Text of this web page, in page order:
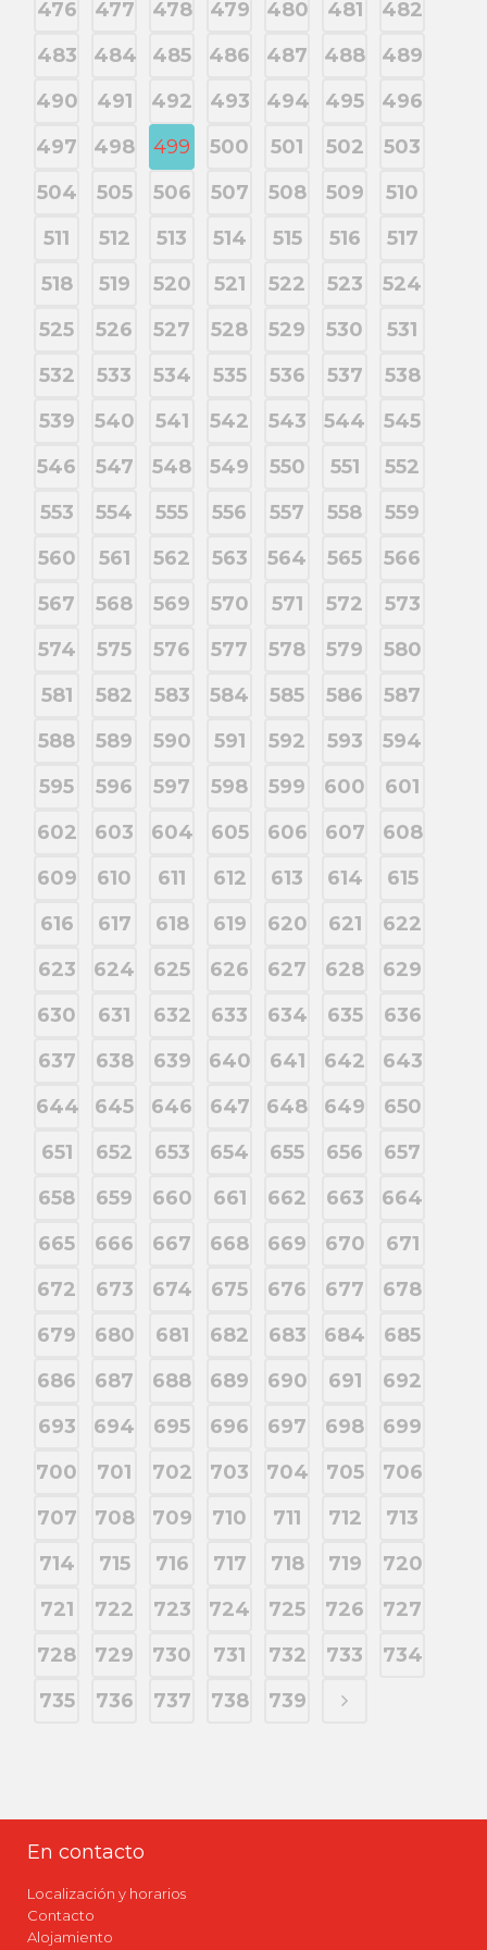
476 477 478 479 480 481
482
483
484 485 486 487 488
489
490
491 492 493 494 495
496
497
498 499 500 501 502
503
504
505 506 507 508 509
510
511
512 513 514 515 516
517
518
519 520 521 522 523
524
525
526 527 528 529 530
531
532
533 534 535 536 537
538
539
540 541 542 543 544
545
546
547 548 549 550 551
552
553
554 555 556 557 558
559
560
561 562 563 564 565
566
567
568 569 570 571 572
573
574
575 576 577 578 579
580
581
582 583 584 585 586
587
588
589 590 591 592 593
594
595
596 597 598 599 600
601
602
603 604 605 606 607
608
609
610 611 612 613 614
615
616
617 618 619 620 621
622
623
624 625 626 627 628
629
630
631 632 633 634 635
636
637
638 639 640 641 642
643
644
645 646 647 648 649
650
651
652 653 654 655 656
657
658
659 660 661 662 663
664
665
666 667 668 669 670
671
672
673 674 675 676 677
678
679
680 681 682 683 684
685
686
687 688 689 690 691
692
693
694 695 696 697 698
699
700
701 702 703 704 705
706
707
708 709 710 711 712
713
714
715 716 717 718 719
720
721
722 723 724 725 726
727
728
729 730 731 732 733
734
735
736 737 738 739
En contacto
Localización y horarios
Contacto
Alojamiento